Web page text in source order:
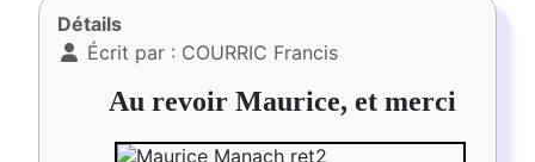
Détails
Écrit par : COURRIC Francis
Au revoir Maurice, et merci